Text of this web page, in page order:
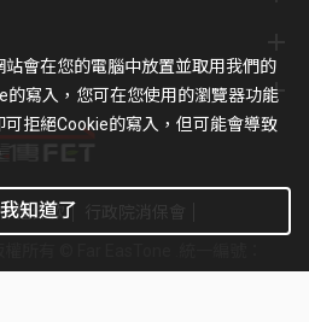
作權條款
會在您的電腦中放置並取用我們的
的寫入，您可在您使用的瀏覽器功能
拒絕Cookie的寫入，但可能會導致
我知道了